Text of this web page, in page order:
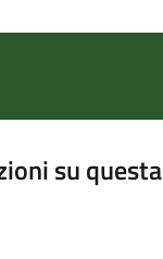
su questa